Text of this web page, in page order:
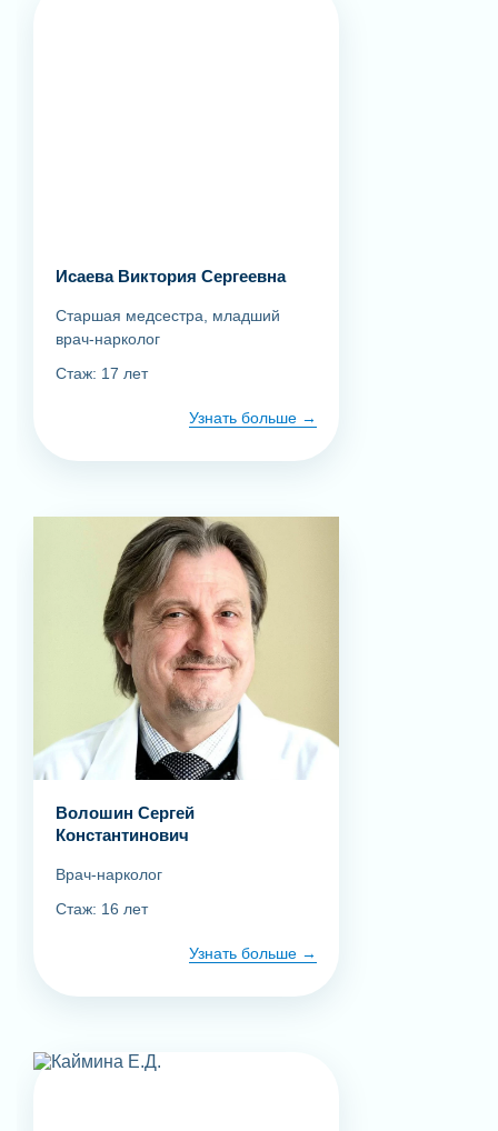
Исаева Виктория Сергеевна
Старшая медсестра, младший
врач-нарколог
Стаж: 17 лет
Узнать больше
Волошин Сергей
Константинович
Врач-нарколог
Стаж: 16 лет
Узнать больше